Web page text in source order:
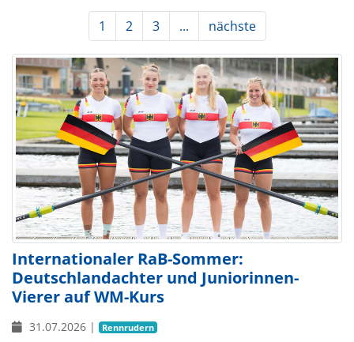
1 2 3 ... nächste
Internationaler RaB-Sommer:
Deutschlandachter und Juniorinnen-
Vierer auf WM-Kurs
31.07.2026 | Rennrudern